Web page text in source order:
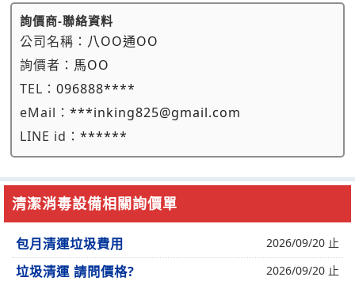
詢價商-聯絡資料
公司名稱： 八OO通OO
詢價者： 馬OO
TEL： 096888****
eMail： ***inking825@gmail.com
LINE id： ******
清潔消毒設備相關詢價單
包月清運垃圾費用 2026/09/20 止
垃圾清運 請問價格? 2026/09/20 止